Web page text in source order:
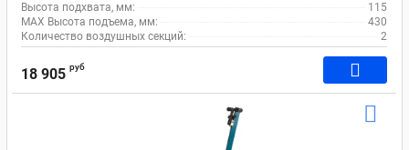
Высота подхвата, мм:
115
MAX Высота подъема, мм:
430
Количество воздушных секций:
2
18 905 руб